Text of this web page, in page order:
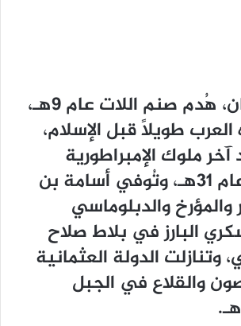
في 23 رمضان، هُدم صنم اللات عام 9هـ،
طويلاً قبل الإسلام،
ملوك الإمبراطورية
الساسانية عام 31هـ، وتُوفي أسامة بن
والدبلوماسي
البارز في بلاط صلاح
وتنازلت الدولة العثمانية
والقلاع في الجبل